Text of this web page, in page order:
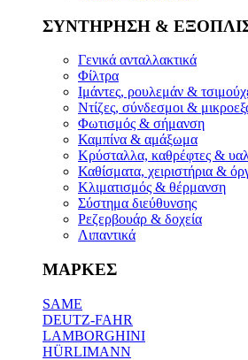
ΣΥΝΤΗΡΗΣΗ &
Γενικά ανταλλακτικά
Φίλτρα
Ιμάντες, ρουλεμάν &
Ντίζες, σύνδεσμοι &
Φωτισμός & σήμανση
Καμπίνα & αμάξωμα
Κρύσταλλα, καθρέφτες &
Καθίσματα, χειριστήρια &
Κλιματισμός & θέρμανση
Σύστημα διεύθυνσης
Ρεζερβουάρ & δοχεία
Λιπαντικά
ΜΑΡΚΕΣ
SAME
DEUTZ-FAHR
LAMBORGHINI
HÜRLIMANN